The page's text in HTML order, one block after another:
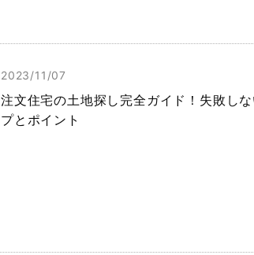
2023/11/07
注文住宅の土地探し完全ガイド！失敗し
プとポイント